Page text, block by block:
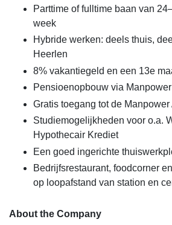
Parttime of fulltime baan van
week
Hybride werken: deels thuis,
Heerlen
8% vakantiegeld en een 13e
Pensioenopbouw via Manpower
Gratis toegang tot de Manpower
Studiemogelijkheden voor o.a.
Hypothecair Krediet
Een goed ingerichte
Bedrijfsrestaurant, foodcorner
op loopafstand van station en
About the Company